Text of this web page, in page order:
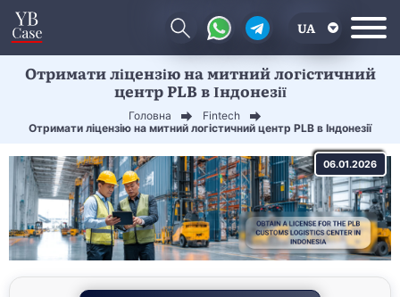
UA
EN
Отримати ліцензію на митний логістичний
центр PLB в Індонезії
Головна
Fintech
Отримати ліцензію на митний логістичний центр PLB в Індонезії
06.01.2026